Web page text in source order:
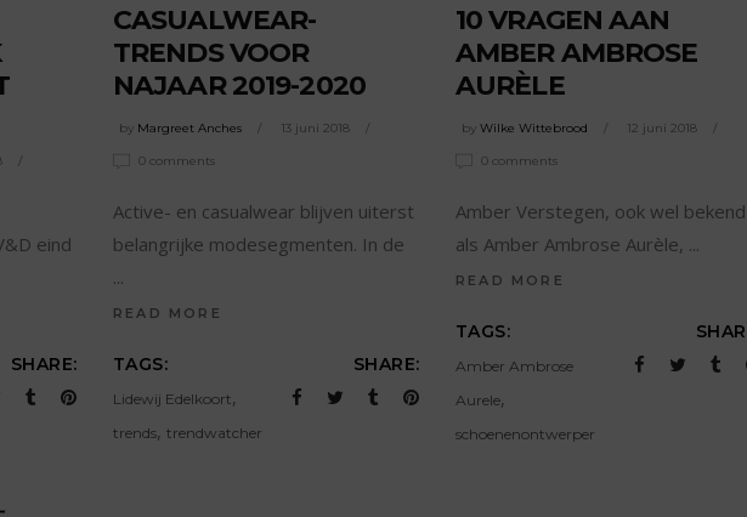
eind
SHARE:
CASUALWEAR-
TRENDS VOOR
NAJAAR 2019-2020
by Margreet Anches 13 juni 2018
0 comments
Active- en casualwear blijven uiterst
belangrijke modesegmenten. In de
READ MORE
TAGS:
Lidewij Edelkoort,
trends, trendwatcher
SHARE:
10 VRAGEN AAN
AMBER AMBROSE
AURÈLE
by Wilke Wittebrood 12 juni 2018
0 comments
Amber Verstegen, ook wel bekend
als Amber Ambrose Aurèle,
READ MORE
TAGS:
Amber Ambrose
Aurele,
schoenenontwerper